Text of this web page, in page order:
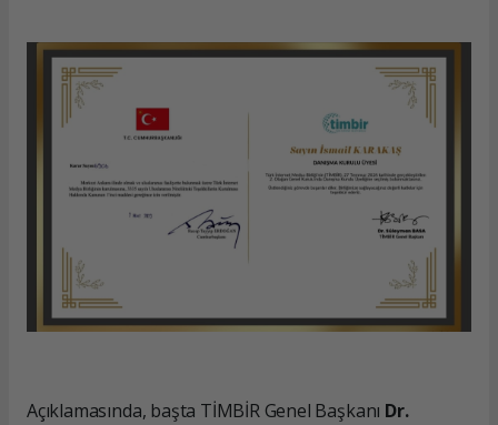
Açıklamasında, başta TİMBİR Genel Başkanı Dr.